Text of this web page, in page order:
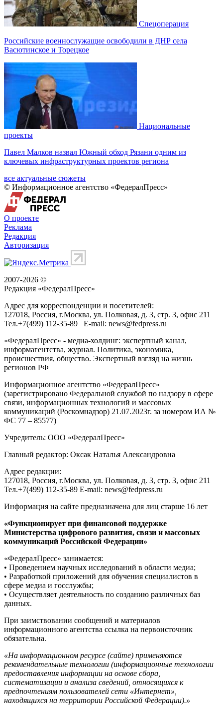
Спецоперация
Российские военнослужащие освободили в ДНР села
Васютинское и Торецкое
Национальные
проекты
Павел Малков назвал Южный обход Рязани одним из
ключевых инфраструктурных проектов региона
все актуальные сюжеты
© Информационное агентство «ФедералПресс»
О проекте
Реклама
Редакция
Авторизация
2007-2026 ©
Редакция «ФедералПресс»
Адрес для корреспонденции и посетителей:
127018, Россия, г.Москва, ул. Полковая, д. 3, стр. 3, офис 211
Тел.+7(499) 112-35-89 E-mail: news@fedpress.ru
«ФедералПресс» - медиа-холдинг: экспертный канал,
информагентства, журнал. Политика, экономика,
происшествия, общество. Экспертный взгляд на жизнь
регионов РФ
Информационное агентство «ФедералПресс»
(зарегистрировано Федеральной службой по надзору в сфере
связи, информационных технологий и массовых
коммуникаций (Роскомнадзор) 21.07.2023г. за номером ИА №
ФС 77 – 85577)
Учредитель: ООО «ФедералПресс»
Главный редактор: Оксак Наталья Александровна
Адрес редакции:
127018, Россия, г.Москва, ул. Полковая, д. 3, стр. 3, офис 211
Тел.+7(499) 112-35-89 E-mail: news@fedpress.ru
Информация на сайте предназначена для лиц старше 16 лет
«Функционирует при финансовой поддержке
Министерства цифрового развития, связи и массовых
коммуникаций Российской Федерации»
«ФедералПресс» занимается:
• Проведением научных исследований в области медиа;
• Разработкой приложений для обучения специалистов в
сфере медиа и госслужбы;
• Осуществляет деятельность по созданию различных баз
данных.
При заимствовании сообщений и материалов
информационного агентства ссылка на первоисточник
обязательна.
«На информационном ресурсе (сайте) применяются
рекомендательные технологии (информационные технологии
предоставления информации на основе сбора,
систематизации и анализа сведений, относящихся к
предпочтениям пользователей сети «Интернет»,
находящихся на территории Российской Федерации).»